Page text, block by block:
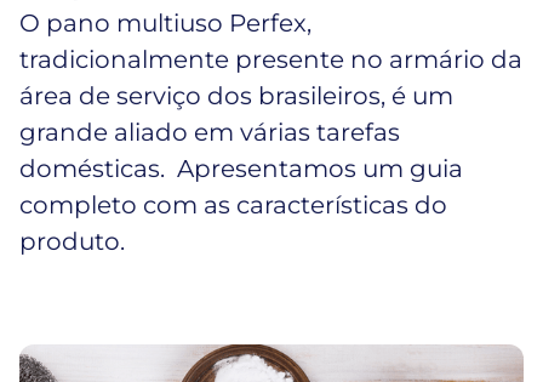
O pano multiuso Perfex,
tradicionalmente presente no armário da
área de serviço dos brasileiros, é um
grande aliado em várias tarefas
domésticas. Apresentamos um guia
completo com as características do
produto.